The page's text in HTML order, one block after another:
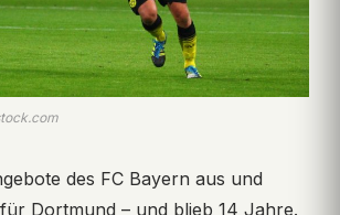
des FC Bayern aus und
Dortmund – und blieb 14 Jahre.